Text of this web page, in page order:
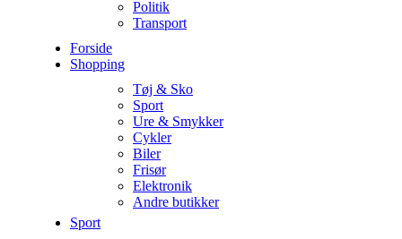
Politik
Transport
Forside
Shopping
Tøj & Sko
Sport
Ure & Smykker
Cykler
Biler
Frisør
Elektronik
Andre butikker
Sport